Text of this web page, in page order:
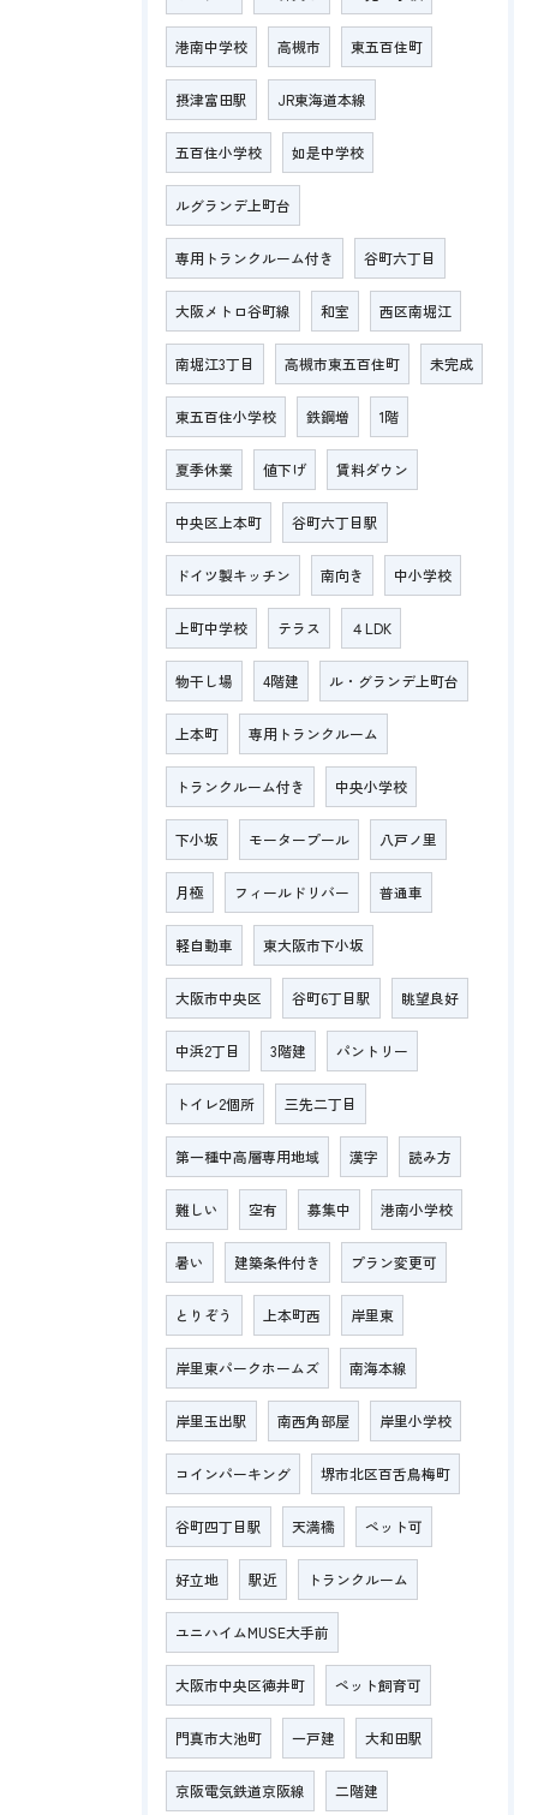
港南中学校 高槻市 東五百住町
摂津富田駅 JR東海道本線
五百住小学校 如是中学校
ルグランデ上町台
専用トランクルーム付き 谷町六丁目
大阪メトロ谷町線 和室 西区南堀江
南堀江3丁目 高槻市東五百住町 未完成
東五百住小学校 鉄鋼増 1階
夏季休業 値下げ 賃料ダウン
中央区上本町 谷町六丁目駅
ドイツ製キッチン 南向き 中小学校
上町中学校 テラス ４LDK
物干し場 4階建 ル・グランデ上町台
上本町 専用トランクルーム
トランクルーム付き 中央小学校
下小坂 モータープール 八戸ノ里
月極 フィールドリバー 普通車
軽自動車 東大阪市下小坂
大阪市中央区 谷町6丁目駅 眺望良好
中浜2丁目 3階建 パントリー
トイレ2個所 三先二丁目
第一種中高層専用地域 漢字 読み方
難しい 空有 募集中 港南小学校
暑い 建築条件付き プラン変更可
とりぞう 上本町西 岸里東
岸里東パークホームズ 南海本線
岸里玉出駅 南西角部屋 岸里小学校
コインパーキング 堺市北区百舌鳥梅町
谷町四丁目駅 天満橋 ペット可
好立地 駅近 トランクルーム
ユニハイムMUSE大手前
大阪市中央区徳井町 ペット飼育可
門真市大池町 一戸建 大和田駅
京阪電気鉄道京阪線 二階建